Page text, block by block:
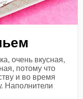
очень вкусная,
потому что
и во время
Наполнители